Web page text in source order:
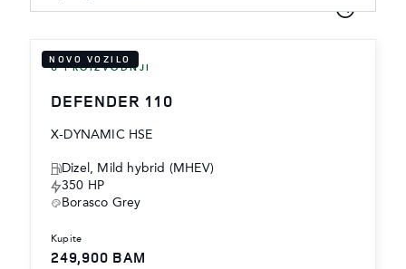
NOVO VOZILO
U PROIZVODNJI
DEFENDER 110
X-DYNAMIC HSE
Dizel, Mild hybrid (MHEV)
350 HP
Borasco Grey
kupite
249,900 BAM